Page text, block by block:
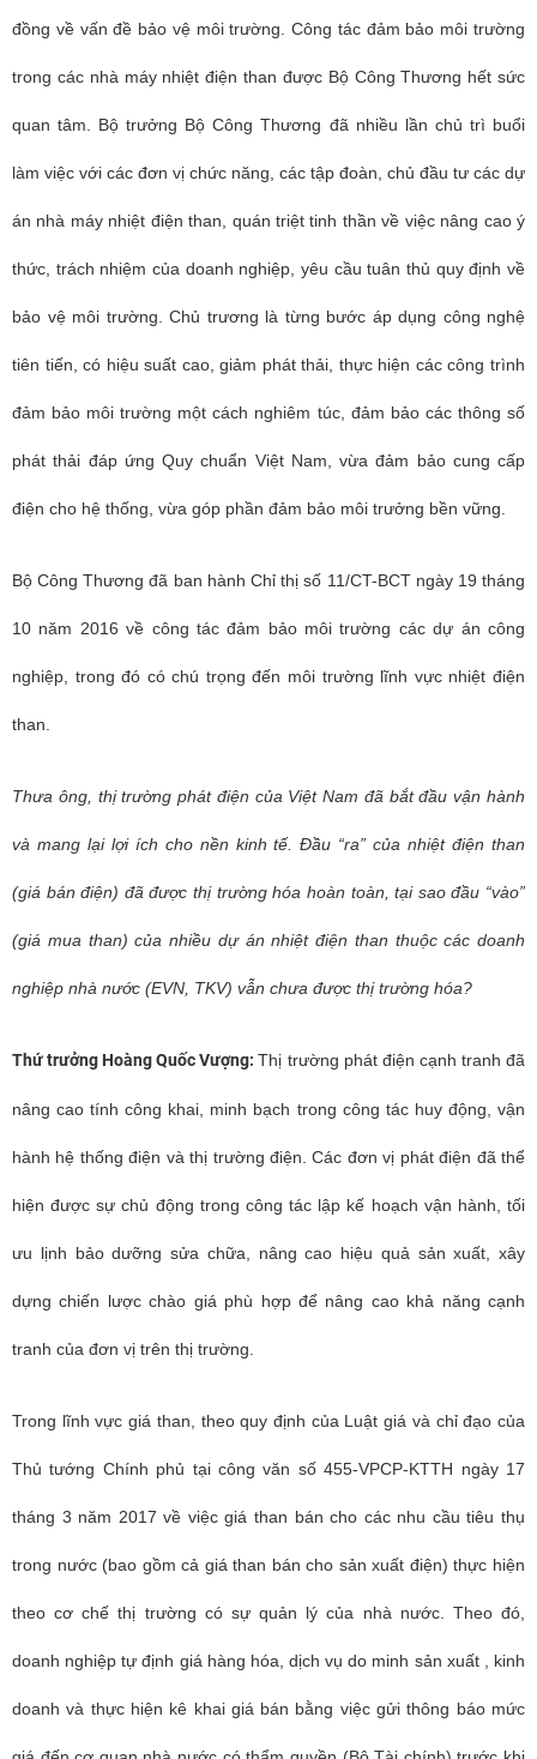
đồng về vấn đề bảo vệ môi trường. Công tác đảm bảo môi trường
trong các nhà máy nhiệt điện than được Bộ Công Thương hết sức
quan tâm. Bộ trưởng Bộ Công Thương đã nhiều lần chủ trì buổi
làm việc với các đơn vị chức năng, các tập đoàn, chủ đầu tư các dự
án nhà máy nhiệt điện than, quán triệt tinh thần về việc nâng cao ý
thức, trách nhiệm của doanh nghiệp, yêu cầu tuân thủ quy định về
bảo vệ môi trường. Chủ trương là từng bước áp dụng công nghệ
tiên tiến, có hiệu suất cao, giảm phát thải, thực hiện các công trình
đảm bảo môi trường một cách nghiêm túc, đảm bảo các thông số
phát thải đáp ứng Quy chuẩn Việt Nam, vừa đảm bảo cung cấp
điện cho hệ thống, vừa góp phần đảm bảo môi trưởng bền vững.
Bộ Công Thương đã ban hành Chỉ thị số 11/CT-BCT ngày 19 tháng
10 năm 2016 về công tác đảm bảo môi trường các dự án công
nghiệp, trong đó có chú trọng đến môi trường lĩnh vực nhiệt điện
than.
Thưa ông, thị trường phát điện của Việt Nam đã bắt đầu vận hành
và mang lại lợi ích cho nền kinh tế. Đầu “ra” của nhiệt điện than
(giá bán điện) đã được thị trường hóa hoàn toàn, tại sao đầu “vào”
(giá mua than) của nhiều dự án nhiệt điện than thuộc các doanh
nghiệp nhà nước (EVN, TKV) vẫn chưa được thị trường hóa?
Thứ trưởng Hoàng Quốc Vượng: Thị trường phát điện cạnh tranh đã
nâng cao tính công khai, minh bạch trong công tác huy động, vận
hành hệ thống điện và thị trường điện. Các đơn vị phát điện đã thể
hiện được sự chủ động trong công tác lập kế hoạch vận hành, tối
ưu lịnh bảo dưỡng sửa chữa, nâng cao hiệu quả sản xuất, xây
dựng chiến lược chào giá phù hợp để nâng cao khả năng cạnh
tranh của đơn vị trên thị trường.
Trong lĩnh vực giá than, theo quy định của Luật giá và chỉ đạo của
Thủ tướng Chính phủ tại công văn số 455-VPCP-KTTH ngày 17
tháng 3 năm 2017 về việc giá than bán cho các nhu cầu tiêu thụ
trong nước (bao gồm cả giá than bán cho sản xuất điện) thực hiện
theo cơ chế thị trường có sự quản lý của nhà nước. Theo đó,
doanh nghiệp tự định giá hàng hóa, dịch vụ do minh sản xuất , kinh
doanh và thực hiện kê khai giá bán bằng việc gửi thông báo mức